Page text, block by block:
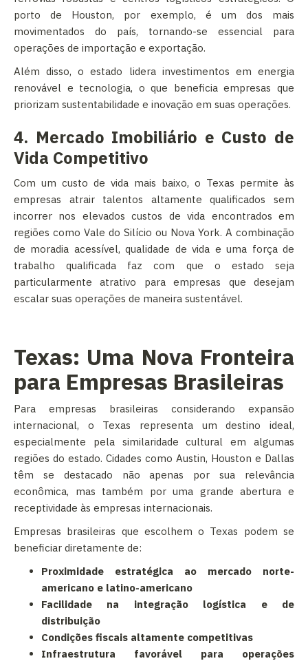
porto de Houston, por exemplo, é um dos mais
movimentados do país, tornando-se essencial para
operações de importação e exportação.
Além disso, o estado lidera investimentos em energia
renovável e tecnologia, o que beneficia empresas que
priorizam sustentabilidade e inovação em suas operações.
4. Mercado Imobiliário e Custo de
Vida Competitivo
Com um custo de vida mais baixo, o Texas permite às
empresas atrair talentos altamente qualificados sem
incorrer nos elevados custos de vida encontrados em
regiões como Vale do Silício ou Nova York. A combinação
de moradia acessível, qualidade de vida e uma força de
trabalho qualificada faz com que o estado seja
particularmente atrativo para empresas que desejam
escalar suas operações de maneira sustentável.
Texas: Uma Nova Fronteira
para Empresas Brasileiras
Para empresas brasileiras considerando expansão
internacional, o Texas representa um destino ideal,
especialmente pela similaridade cultural em algumas
regiões do estado. Cidades como Austin, Houston e Dallas
têm se destacado não apenas por sua relevância
econômica, mas também por uma grande abertura e
receptividade às empresas internacionais.
Empresas brasileiras que escolhem o Texas podem se
beneficiar diretamente de:
Proximidade estratégica ao mercado norte-
americano e latino-americano
Facilidade na integração logística e de
distribuição
Condições fiscais altamente competitivas
Infraestrutura favorável para operações